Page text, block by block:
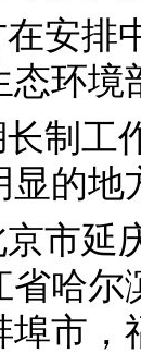
安排
环境
制工
显的地
市延
哈
市